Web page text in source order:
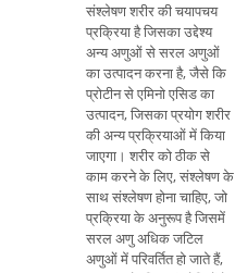
संश्लेषण शरीर की चयापचय
प्रक्रिया है जिसका उद्देश्य
अन्य अणुओं से सरल अणुओं
का उत्पादन करना है, जैसे कि
प्रोटीन से एमिनो एसिड का
उत्पादन, जिसका प्रयोग शरीर
की अन्य प्रक्रियाओं में किया
जाएगा। शरीर को ठीक से
काम करने के लिए, संश्लेषण के
साथ संश्लेषण होना चाहिए, जो
प्रक्रिया के अनुरूप है जिसमें
सरल अणु अधिक जटिल
अणुओं में परिवर्तित हो जाते हैं,